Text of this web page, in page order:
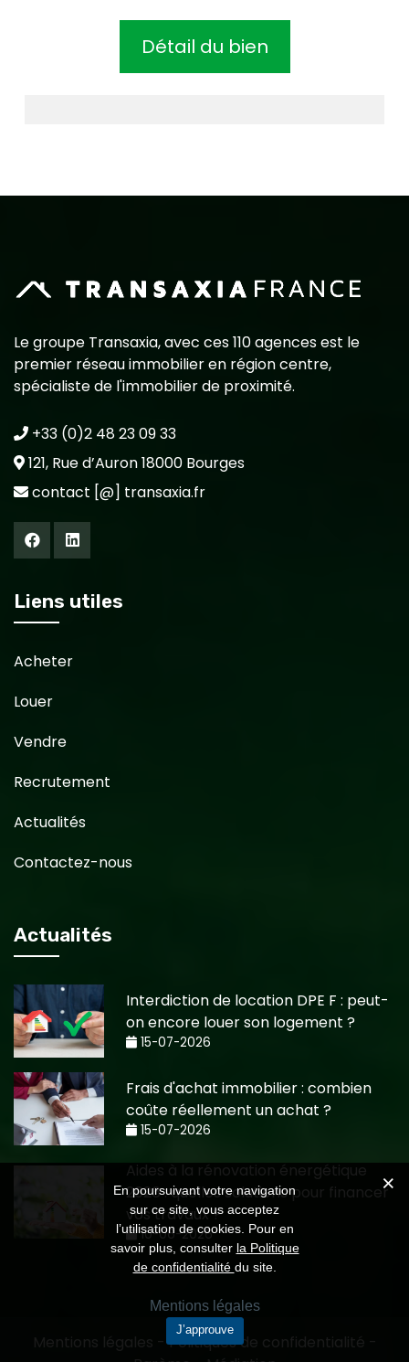
Détail du bien
Le groupe Transaxia, avec ces 110 agences est le
premier réseau immobilier en région centre,
spécialiste de l'immobilier de proximité.
+33 (0)2 48 23 09 33
121, Rue d’Auron 18000 Bourges
contact [@] transaxia.fr
Liens utiles
Acheter
Louer
Vendre
Recrutement
Actualités
Contactez-nous
Actualités
Interdiction de location DPE F : peut-
on encore louer son logement ?
15-07-2026
Frais d'achat immobilier : combien
coûte réellement un achat ?
15-07-2026
Aides à la rénovation énergétique
2026 : quelles solutions pour financer
vos travaux ?
10-06-2026
-Politiques de confidentialité
En poursuivant votre navigation
sur ce site, vous acceptez
l’utilisation de cookies. Pour en
savoir plus, consulter la Politique
de confidentialité du site.
Mentions légales
J’approuve